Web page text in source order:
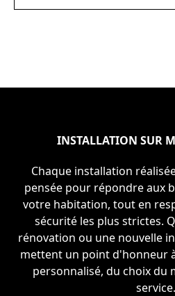
INSTALLATION SUR
Chaque installation
pensée pour répondre aux
votre habitation, tout en
sécurité les plus strictes.
rénovation ou une nouvelle
mettent un point d'honneur
personnalisé, du choix du
service.